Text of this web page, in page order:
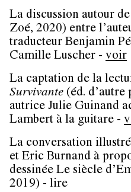
La discussion autour de
Zoé, 2020) entre
traducteur Benjamin
Camille Luscher - voir
La captation de la
Survivante (éd.
autrice Julie Guinand
Lambert à la guitare -
La conversation
et Eric Burnand à
dessinée Le siècle
2019) - lire